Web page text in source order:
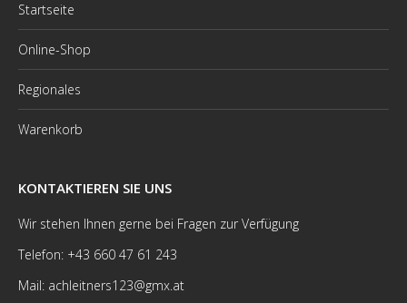
Startseite
Online-Shop
Regionales
Warenkorb
KONTAKTIEREN SIE UNS
Wir stehen Ihnen gerne bei Fragen zur Verfügung
Telefon: +43 660 47 61 243
Mail: achleitners123@gmx.at